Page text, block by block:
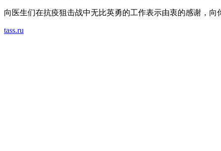
向医生们在抗疫狙击战中无比英勇的工作表示由衷的感谢，向
tass.ru